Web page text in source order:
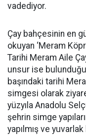
vadediyor.
Çay bahçesinin en
okuyan ‘Meram
Tarihi Meram Aile
unsur ise
başındaki tarihi
simgesi olarak
yüzyıla Anadolu
şehrin simge
yapılmış ve